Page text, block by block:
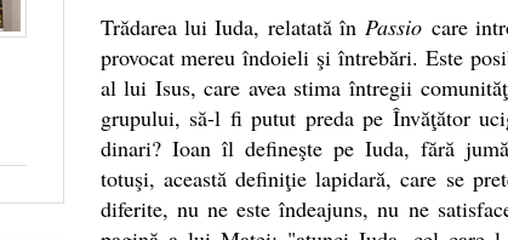
Trădarea lui Iuda, relatată în Passio care
provocat mereu îndoieli şi întrebări. Este
al lui Isus, care avea stima întregii
grupului, să-l fi putut preda pe Învăţător
dinari? Ioan îl defineşte pe Iuda, fără
totuşi, această definiţie lapidară, care se
diferite, nu ne este îndeajuns, nu ne